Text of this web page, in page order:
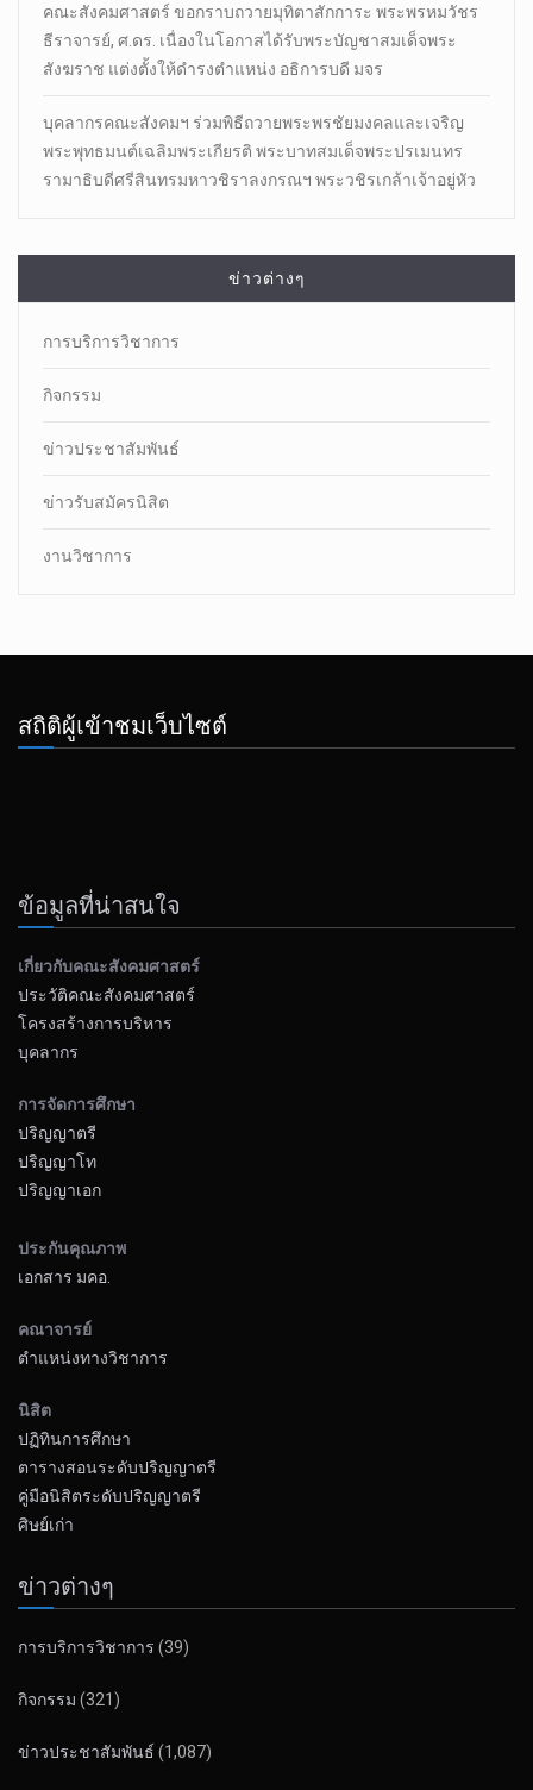
คณะสังคมศาสตร์ ขอกราบถวายมุทิตาสักการะ พระพรหมวัชร
ธีราจารย์, ศ.ดร. เนื่องในโอกาสได้รับพระบัญชาสมเด็จพระ
สังฆราช แต่งตั้งให้ดำรงตำแหน่ง อธิการบดี มจร
บุคลากรคณะสังคมฯ ร่วมพิธีถวายพระพรชัยมงคลและเจริญ
พระพุทธมนต์เฉลิมพระเกียรติ พระบาทสมเด็จพระปรเมนทร
รามาธิบดีศรีสินทรมหาวชิราลงกรณฯ พระวชิรเกล้าเจ้าอยู่หัว
ข่าวต่างๆ
การบริการวิชาการ
กิจกรรม
ข่าวประชาสัมพันธ์
ข่าวรับสมัครนิสิต
งานวิชาการ
สถิติผู้เข้าชมเว็บไซต์
ข้อมูลที่น่าสนใจ
เกี่ยวกับคณะสังคมศาสตร์
ประวัติคณะสังคมศาสตร์
โครงสร้างการบริหาร
บุคลากร
การจัดการศึกษา
ปริญญาตรี
ปริญญาโท
ปริญญาเอก
ประกันคุณภาพ
เอกสาร มคอ.
คณาจารย์
ตำแหน่งทางวิชาการ
นิสิต
ปฏิทินการศึกษา
ตารางสอนระดับปริญญาตรี
คู่มือนิสิตระดับปริญญาตรี
ศิษย์เก่า
ข่าวต่างๆ
การบริการวิชาการ (39)
กิจกรรม (321)
ข่าวประชาสัมพันธ์ (1,087)